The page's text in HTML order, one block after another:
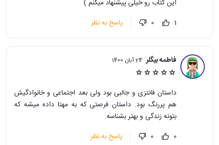
این کتاب رو خیلی پیشنهاد میکنم )
1
0 پاسخ به نظر
فاطمه بیگلر 24 آبان 1400
داستان فانتزی و جالبی بود ولی بعد اجتماعی و خانوادگیش
هم پررنگ بود. داستان فرصتی که به مهتا داده میشه که
بتونه زندگی و بهتر بشناسه.
0
0 پاسخ به نظر